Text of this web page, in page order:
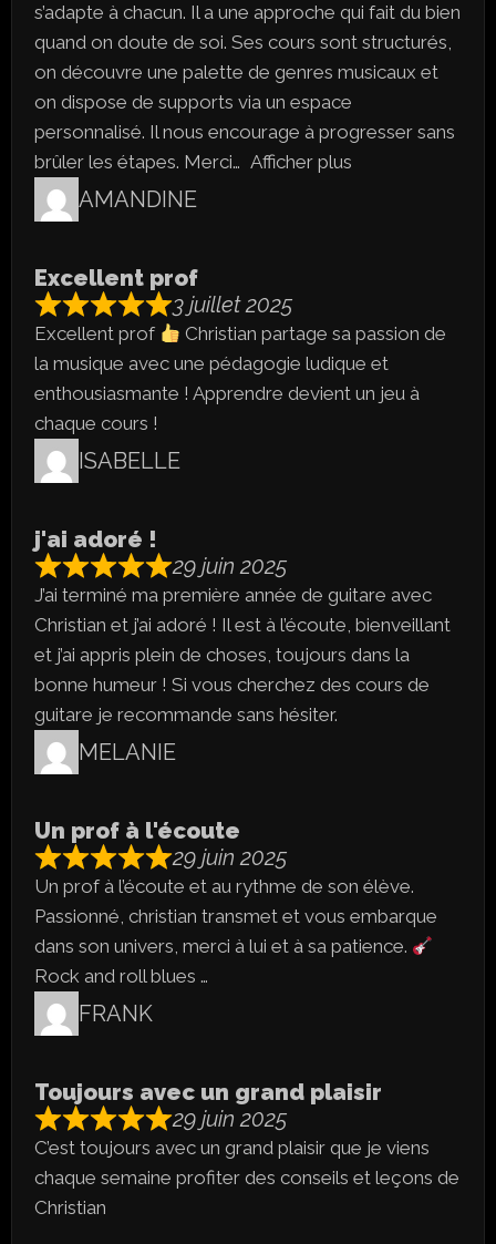
s’adapte à chacun. Il a une approche qui fait du bien
quand on doute de soi. Ses cours sont structurés,
on découvre une palette de genres musicaux et
on dispose de supports via un espace
personnalisé. Il nous encourage à progresser sans
brûler les étapes. Merci
Afficher plus
AMANDINE
Excellent prof
3 juillet 2025
Excellent prof
Christian partage sa passion de
la musique avec une pédagogie ludique et
enthousiasmante ! Apprendre devient un jeu à
chaque cours !
ISABELLE
j'ai adoré !
29 juin 2025
J’ai terminé ma première année de guitare avec
Christian et j’ai adoré ! Il est à l’écoute, bienveillant
et j’ai appris plein de choses, toujours dans la
bonne humeur ! Si vous cherchez des cours de
guitare je recommande sans hésiter.
MELANIE
Un prof à l'écoute
29 juin 2025
Un prof à l’écoute et au rythme de son élève.
Passionné, christian transmet et vous embarque
dans son univers, merci à lui et à sa patience.
Rock and roll blues …
FRANK
Toujours avec un grand plaisir
29 juin 2025
C’est toujours avec un grand plaisir que je viens
chaque semaine profiter des conseils et leçons de
Christian